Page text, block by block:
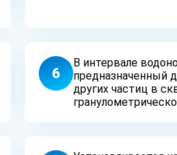
6
В интервале
предназначенный
других частиц в